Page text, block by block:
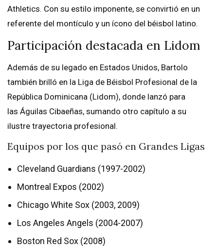
Athletics. Con su estilo imponente, se convirtió en un
referente del montículo y un ícono del béisbol latino.
Participación destacada en Lidom
Además de su legado en Estados Unidos, Bartolo
también brilló en la Liga de Béisbol Profesional de la
República Dominicana (Lidom), donde lanzó para
las Águilas Cibaeñas, sumando otro capítulo a su
ilustre trayectoria profesional.
Equipos por los que pasó en Grandes Ligas
Cleveland Guardians (1997-2002)
Montreal Expos (2002)
Chicago White Sox (2003, 2009)
Los Angeles Angels (2004-2007)
Boston Red Sox (2008)